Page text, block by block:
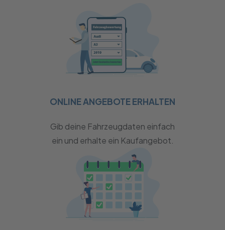
ONLINE ANGEBOTE ERHALTEN
Gib deine Fahrzeugdaten einfach
ein und erhalte ein Kaufangebot.